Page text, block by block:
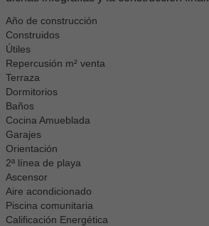
Año de construcción
Construidos
Útiles
Repercusión m² venta
Terraza
Dormitorios
Baños
Cocina Amueblada
Garajes
Orientación
2ª línea de playa
Ascensor
Aire acondicionado
Piscina comunitaria
Calificación Energética